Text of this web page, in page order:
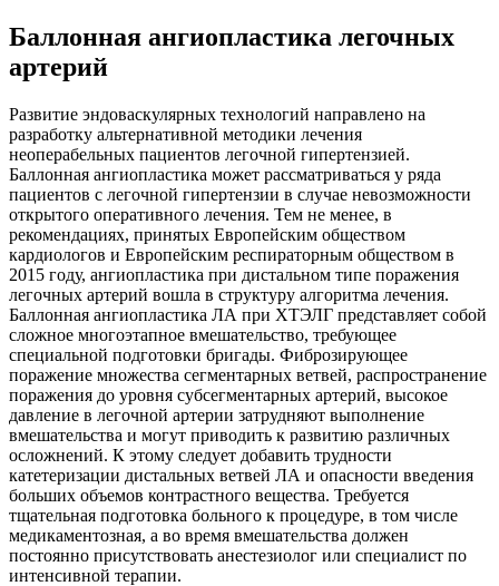
Баллонная ангиопластика легочных
артерий
Развитие эндоваскулярных технологий направлено на
разработку альтернативной методики лечения
неоперабельных пациентов легочной гипертензией.
Баллонная ангиопластика может рассматриваться у ряда
пациентов с легочной гипертензии в случае невозможности
открытого оперативного лечения. Тем не менее, в
рекомендациях, принятых Европейским обществом
кардиологов и Европейским респираторным обществом в
2015 году, ангиопластика при дистальном типе поражения
легочных артерий вошла в структуру алгоритма лечения.
Баллонная ангиопластика ЛА при ХТЭЛГ представляет собой
сложное многоэтапное вмешательство, требующее
специальной подготовки бригады. Фиброзирующее
поражение множества сегментарных ветвей, распространение
поражения до уровня субсегментарных артерий, высокое
давление в легочной артерии затрудняют выполнение
вмешательства и могут приводить к развитию различных
осложнений. К этому следует добавить трудности
катетеризации дистальных ветвей ЛА и опасности введения
больших объемов контрастного вещества. Требуется
тщательная подготовка больного к процедуре, в том числе
медикаментозная, а во время вмешательства должен
постоянно присутствовать анестезиолог или специалист по
интенсивной терапии.